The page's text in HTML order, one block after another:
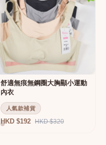
舒適無痕無鋼圈大胸顯小運動
內衣
人氣款補貨
HKD $192 HKD $320